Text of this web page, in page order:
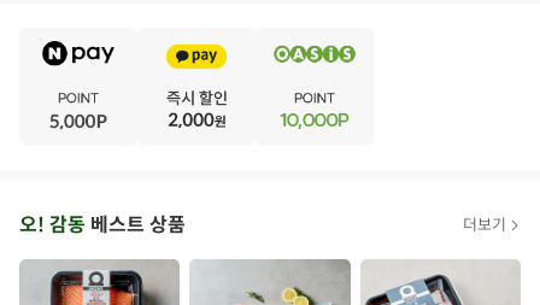
아
시
오! 감동 베스트 상품 더보기